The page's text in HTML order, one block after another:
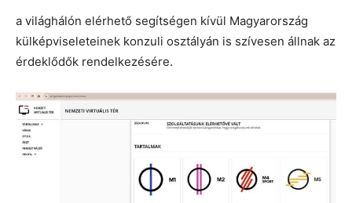
a világhálón elérhető segítségen kívül Magyarország
külképviseleteinek konzuli osztályán is szívesen állnak az
érdeklődők rendelkezésére.